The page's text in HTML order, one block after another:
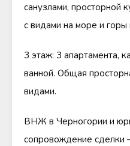
санузлами, просторной
с видами на море и горы
3 этаж: 3 апартамента,
ванной. Общая
видами.
ВНЖ в Черногории и
сопровождение сделки